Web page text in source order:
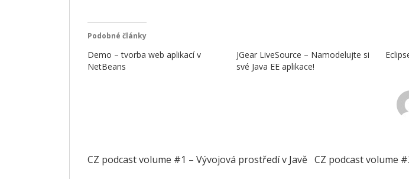
Podobné články
Demo – tvorba web aplikací v
NetBeans
JGear LiveSource – Namodelujte si
své Java EE aplikace!
Navigace
CZ podcast volume #1 – Vývojová prostředí v Javě CZ podcast volume